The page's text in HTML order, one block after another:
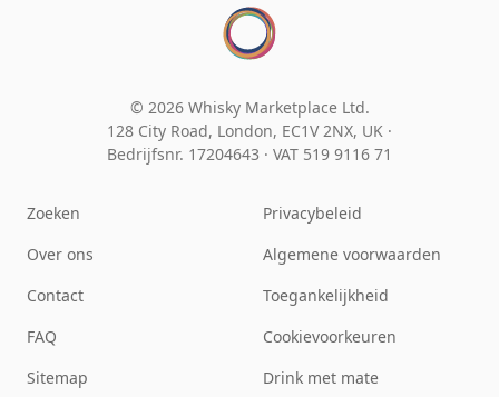
© 2026 Whisky Marketplace Ltd.
128 City Road, London, EC1V 2NX, UK ·
Bedrijfsnr. 17204643 · VAT 519 9116 71
Zoeken
Over ons
Contact
FAQ
Sitemap
Privacybeleid
Algemene voorwaarden
Toegankelijkheid
Cookievoorkeuren
Drink met mate